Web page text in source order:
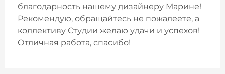
благодарность нашему дизайнеру Марине!
Рекомендую, обращайтесь не пожалеете, а
коллективу Студии желаю удачи и успехов!
Отличная работа, спасибо!